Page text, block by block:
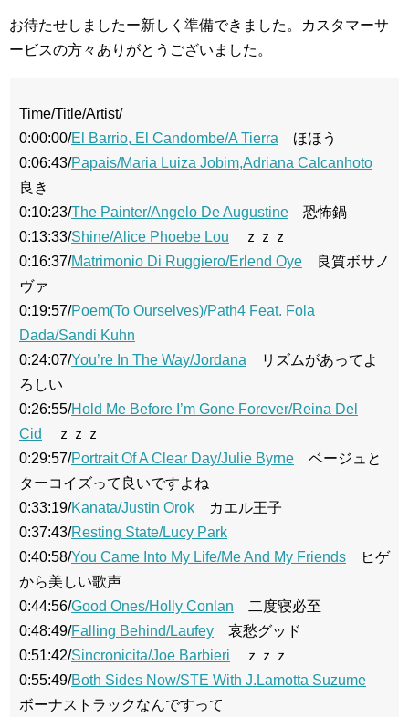
お待たせしましたー新しく準備できました。カスタマーサ
ービスの方々ありがとうございました。
Time/Title/Artist/
0:00:00/El Barrio, El Candombe/A Tierra ほほう
0:06:43/Papais/Maria Luiza Jobim,Adriana Calcanhoto
良き
0:10:23/The Painter/Angelo De Augustine 恐怖鍋
0:13:33/Shine/Alice Phoebe Lou ｚｚｚ
0:16:37/Matrimonio Di Ruggiero/Erlend Oye 良質ボサノ
ヴァ
0:19:57/Poem(To Ourselves)/Path4 Feat. Fola
Dada/Sandi Kuhn
0:24:07/You’re In The Way/Jordana リズムがあってよ
ろしい
0:26:55/Hold Me Before I’m Gone Forever/Reina Del
Cid
ｚｚｚ
0:29:57/Portrait Of A Clear Day/Julie Byrne ベージュと
ターコイズって良いですよね
0:33:19/Kanata/Justin Orok カエル王子
0:37:43/Resting State/Lucy Park
0:40:58/You Came Into My Life/Me And My Friends ヒゲ
から美しい歌声
0:44:56/Good Ones/Holly Conlan 二度寝必至
0:48:49/Falling Behind/Laufey 哀愁グッド
0:51:42/Sincronicita/Joe Barbieri ｚｚｚ
0:55:49/Both Sides Now/STE With J.Lamotta Suzume
ボーナストラックなんですって